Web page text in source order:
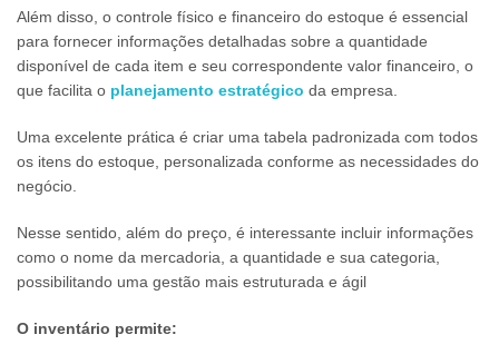
Além disso, o controle físico e financeiro do estoque é essencial
para fornecer informações detalhadas sobre a quantidade
disponível de cada item e seu correspondente valor financeiro, o
que facilita o planejamento estratégico da empresa.
Uma excelente prática é criar uma tabela padronizada com todos
os itens do estoque, personalizada conforme as necessidades do
negócio.
Nesse sentido, além do preço, é interessante incluir informações
como o nome da mercadoria, a quantidade e sua categoria,
possibilitando uma gestão mais estruturada e ágil
O inventário permite: